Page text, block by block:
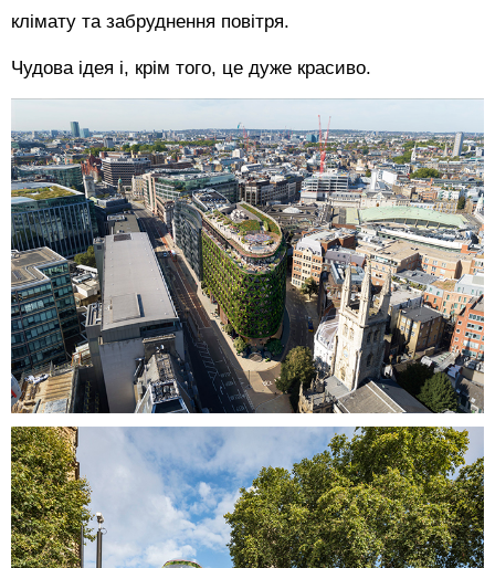
клімату та забруднення повітря.
Чудова ідея і, крім того, це дуже красиво.